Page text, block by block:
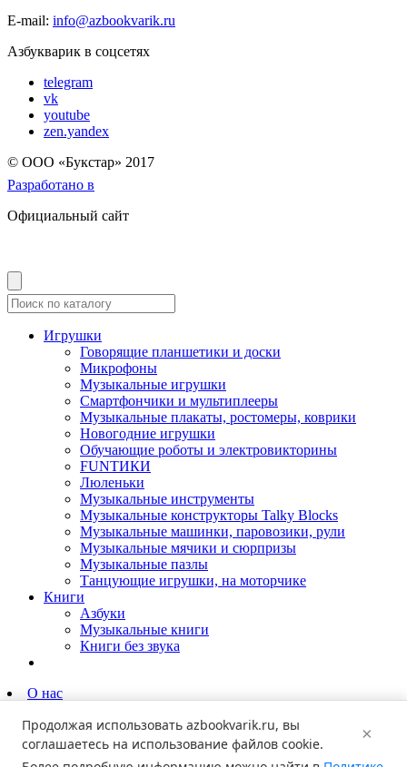
E-mail: info@azbookvarik.ru
Азбукварик в соцсетях
telegram
vk
youtube
zen.yandex
© OOO «Букстар» 2017
Разработано в
Официальный сайт
Игрушки
Говорящие планшетики и доски
Микрофоны
Музыкальные игрушки
Смартфончики и мультиплееры
Музыкальные плакаты, ростомеры, коврики
Новогодние игрушки
Обучающие роботы и электровикторины
FUNТИКИ
Люленьки
Музыкальные инструменты
Музыкальные конструкторы Talky Blocks
Музыкальные машинки, паровозики, рули
Музыкальные мячики и сюрпризы
Музыкальные пазлы
Танцующие игрушки, на моторчике
Книги
Азбуки
Музыкальные книги
Книги без звука
О нас
Родителям
Новости
×
Продолжая использовать azbookvarik.ru, вы
соглашаетесь на использование файлов cookie.